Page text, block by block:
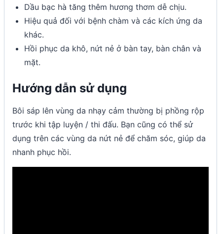
Dầu bạc hà tăng thêm hương thơm dễ chịu.
Hiệu quả đối với bệnh chàm và các kích ứng da
khác.
Hồi phục da khô, nứt nẻ ở bàn tay, bàn chân và
mặt.
Hướng dẫn sử dụng
Bôi sáp lên vùng da nhạy cảm thường bị phồng rộp
trước khi tập luyện / thi đấu. Bạn cũng có thể sử
dụng trên các vùng da nứt nẻ để chăm sóc, giúp da
nhanh phục hồi.